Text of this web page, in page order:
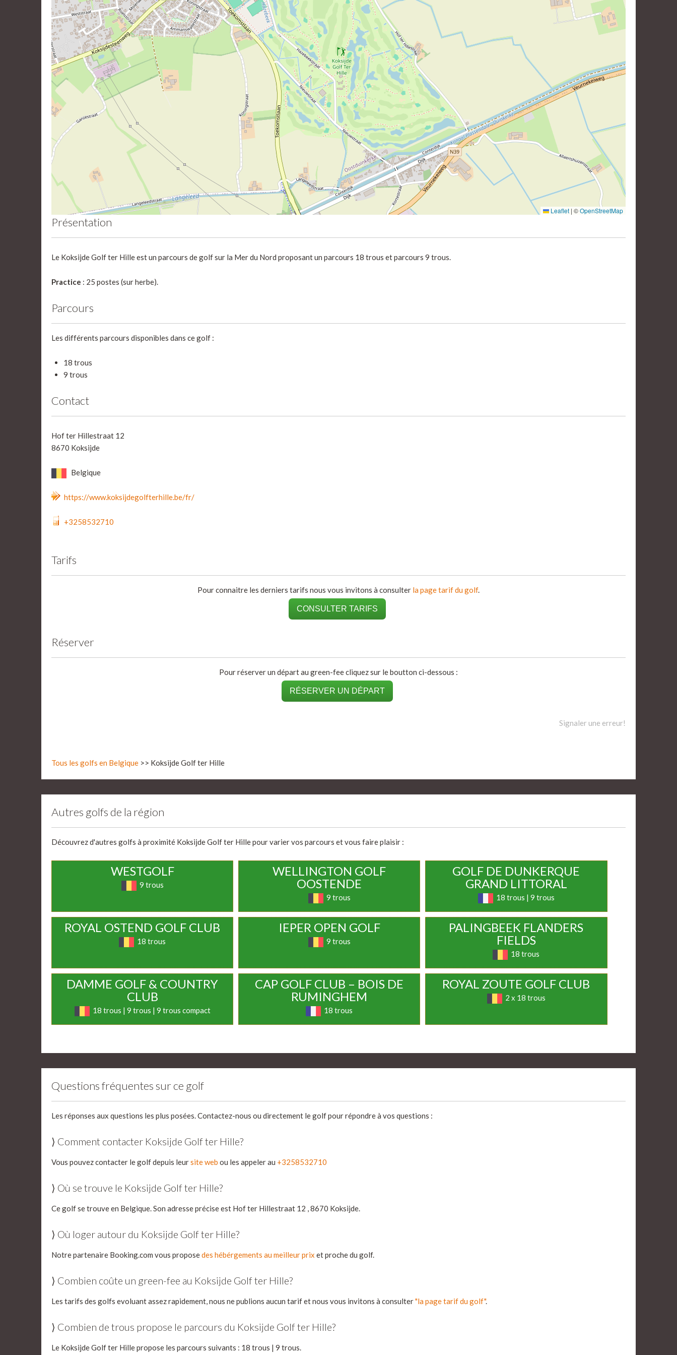
Leaflet | ©OpenStreetMap
Présentation
Le Koksijde Golf ter Hille est un parcours de golf sur la Mer du Nord proposant un parcours 18 trous et parcours 9 trous.
Practice : 25 postes (sur herbe).
Parcours
Les différents parcours disponibles dans ce golf :
18 trous
9 trous
Contact
Hof ter Hillestraat 12
8670 Koksijde
Belgique
https://www.koksijdegolfterhille.be/fr/
+3258532710
Tarifs
Pour connaitre les derniers tarifs nous vous invitons à consulter la page tarif du golf.
CONSULTER TARIFS
Réserver
Pour réserver un départ au green-fee cliquez sur le boutton ci-dessous :
RÉSERVER UN DÉPART
Signaler une erreur!
Tous les golfs en Belgique >> Koksijde Golf ter Hille
Autres golfs de la région
Découvrez d'autres golfs à proximité Koksijde Golf ter Hille pour varier vos parcours et vous faire plaisir :
WESTGOLF
9 trous
WELLINGTON GOLF
OOSTENDE
9 trous
GOLF DE DUNKERQUE
GRAND LITTORAL
18 trous | 9 trous
ROYAL OSTEND GOLF CLUB
18 trous
IEPER OPEN GOLF
9 trous
PALINGBEEK FLANDERS
FIELDS
18 trous
DAMME GOLF & COUNTRY
CLUB
18 trous | 9 trous | 9 trous compact
CAP GOLF CLUB – BOIS DE
RUMINGHEM
18 trous
ROYAL ZOUTE GOLF CLUB
2 x 18 trous
Questions fréquentes sur ce golf
Les réponses aux questions les plus posées. Contactez-nous ou directement le golf pour répondre à vos questions :
⟩ Comment contacter Koksijde Golf ter Hille?
Vous pouvez contacter le golf depuis leursite web ou les appeler au +3258532710
⟩ Où se trouve le Koksijde Golf ter Hille?
Ce golf se trouve en Belgique. Son adresse précise est Hof ter Hillestraat 12 , 8670 Koksijde.
⟩ Où loger autour du Koksijde Golf ter Hille?
Notre partenaire Booking.com vous proposedes hébérgements au meilleur prix et proche du golf.
⟩ Combien coûte un green-fee au Koksijde Golf ter Hille?
Les tarifs des golfs evoluant assez rapidement, nous ne publions aucun tarif et nous vous invitons à consulter"la page tarif du golf".
⟩ Combien de trous propose le parcours du Koksijde Golf ter Hille?
Le Koksijde Golf ter Hille propose les parcours suivants : 18 trous | 9 trous.